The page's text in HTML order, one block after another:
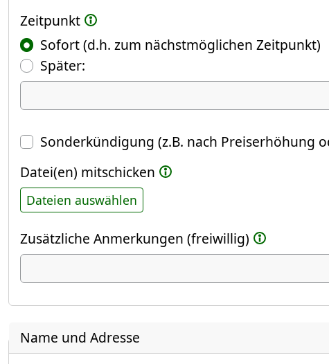
Zeitpunkt
Sofort (d.h. zum nächstmöglichen Zeitpunkt)
Später:(Fokus springt automatisch ins nächste
Datum
Sonderkündigung (z.B. nach Preiserhöhung
Datei(en) mitschicken
Dateien auswählen
Zusätzliche Anmerkungen (freiwillig)
Name und Adresse